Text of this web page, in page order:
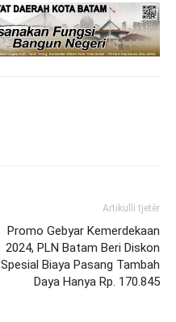
Artikulli tjetër
Promo Gebyar Kemerdekaan
2024, PLN Batam Beri Diskon
Spesial Biaya Pasang Tambah
Daya Hanya Rp. 170.845